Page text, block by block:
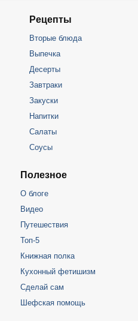
Рецепты
Вторые блюда
Выпечка
Десерты
Завтраки
Закуски
Напитки
Салаты
Соусы
Полезное
О блоге
Видео
Путешествия
Топ-5
Книжная полка
Кухонный фетишизм
Сделай сам
Шефская помощь